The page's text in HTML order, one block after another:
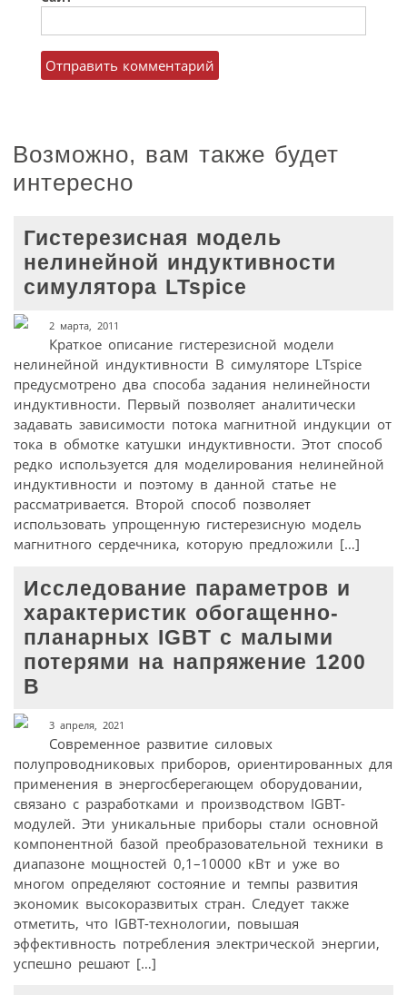
Возможно, вам также будет
интересно
Гистерезисная модель
нелинейной индуктивности
симулятора LTspice
2 марта, 2011
Краткое описание гистерезисной модели
нелинейной индуктивности В симуляторе LTspice
предусмотрено два способа задания нелинейности
индуктивности. Первый позволяет аналитически
задавать зависимости потока магнитной индукции от
тока в обмотке катушки индуктивности. Этот способ
редко используется для моделирования нелинейной
индуктивности и поэтому в данной статье не
рассматривается. Второй способ позволяет
использовать упрощенную гистерезисную модель
магнитного сердечника, которую предложили […]
Исследование параметров и
характеристик обогащенно-
планарных IGBT с малыми
потерями на напряжение 1200
В
3 апреля, 2021
Современное развитие силовых
полупроводниковых приборов, ориентированных для
применения в энергосберегающем оборудовании,
связано с разработками и производством IGBT-
модулей. Эти уникальные приборы стали основной
компонентной базой преобразовательной техники в
диапазоне мощностей 0,1–10000 кВт и уже во
многом определяют состояние и темпы развития
экономик высокоразвитых стран. Следует также
отметить, что IGBT-технологии, повышая
эффективность потребления электрической энергии,
успешно решают […]